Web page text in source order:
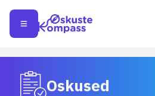
Oskused